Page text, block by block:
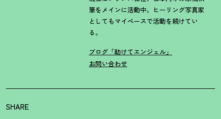
筆をメインに活動中。ヒーリング写真家
としてもマイペースで活動を続けてい
る。
ブログ「助けてエンジェル」
お問い合わせ
SHARE